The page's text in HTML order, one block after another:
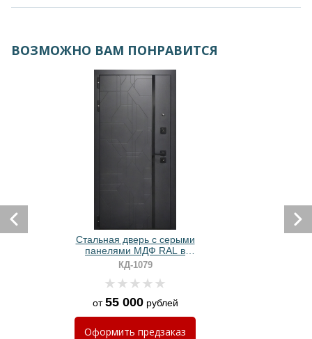
ВОЗМОЖНО ВАМ ПОНРАВИТСЯ
Стальная дверь с серыми
панелями МДФ RAL в
современном стиле
КД-1079
от55 000рублей
Оформить предзаказ